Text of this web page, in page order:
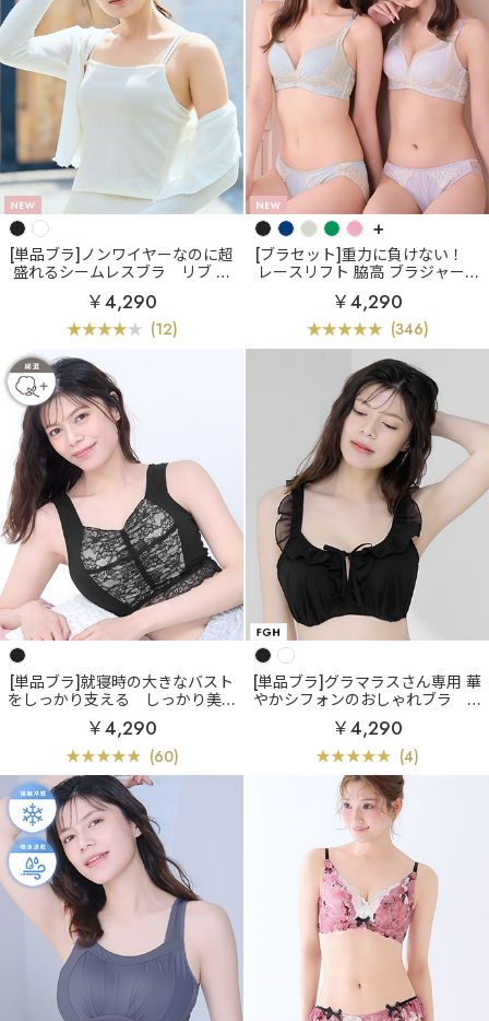
[単品ブラ]ノンワイヤーなのに超
盛れるシームレスブラ
リブ フ
ロントホック ブラトップ ノンワ
イヤー 超盛ブラ(R) 単品ブラジャ
ー
￥4,290
(12)
+
[ブラセット]重力に負けない！
レースリフト 脇高 ブラジャー&
ショーツ
￥4,290
(346)
[単品ブラ]就寝時の大きなバスト
をしっかり支える
しっかり美胸
夢ごこち 綿混 ナイトブラ 単品ブ
ラジャー (グラマーサイズ)
￥4,290
(60)
[単品ブラ]グラマラスさん専用 華
やかシフォンのおしゃれブラ
シ
フォンフリル 脇高 単品ブラジャ
ー (FGHカップ)
￥4,290
(4)